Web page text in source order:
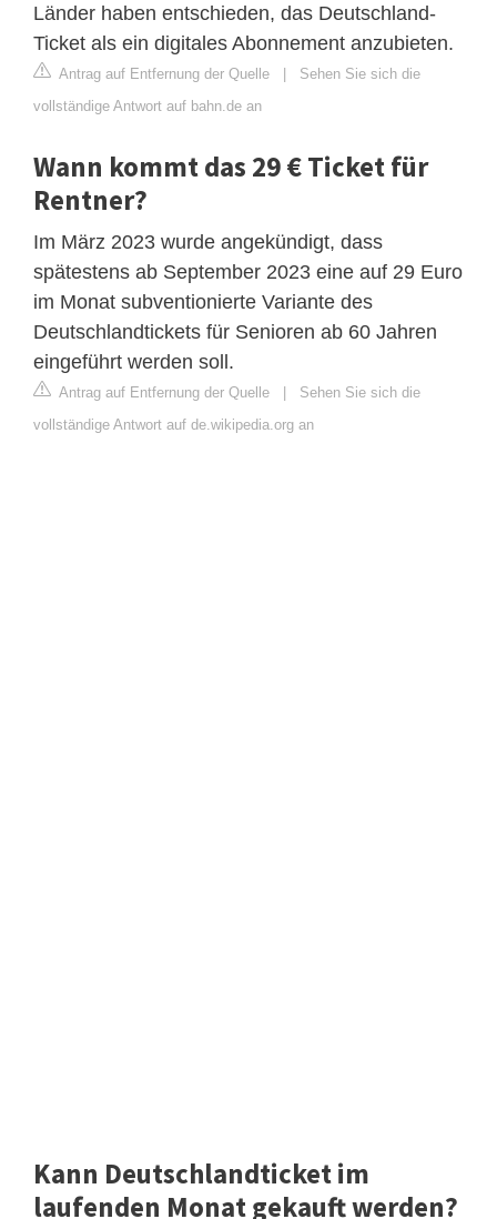
Länder haben entschieden, das Deutschland-
Ticket als ein digitales Abonnement anzubieten.
Antrag auf Entfernung der Quelle | Sehen Sie sich die
vollständige Antwort auf bahn.de an
Wann kommt das 29 € Ticket für
Rentner?
Im März 2023 wurde angekündigt, dass
spätestens ab September 2023 eine auf 29 Euro
im Monat subventionierte Variante des
Deutschlandtickets für Senioren ab 60 Jahren
eingeführt werden soll.
Antrag auf Entfernung der Quelle | Sehen Sie sich die
vollständige Antwort auf de.wikipedia.org an
Kann Deutschlandticket im
laufenden Monat gekauft werden?